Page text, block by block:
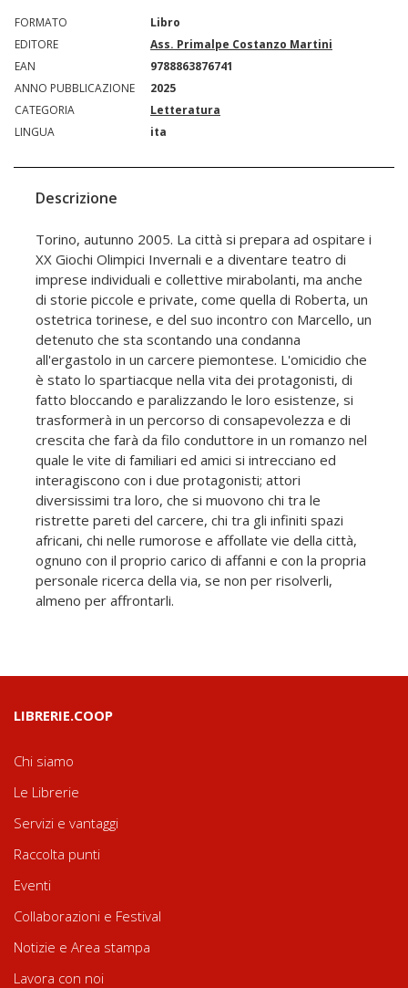
FORMATO
Libro
EDITORE
Ass. Primalpe Costanzo Martini
EAN
9788863876741
ANNO PUBBLICAZIONE
2025
CATEGORIA
Letteratura
LINGUA
ita
Descrizione
Torino, autunno 2005. La città si prepara ad ospitare i
XX Giochi Olimpici Invernali e a diventare teatro di
imprese individuali e collettive mirabolanti, ma anche
di storie piccole e private, come quella di Roberta, un
ostetrica torinese, e del suo incontro con Marcello, un
detenuto che sta scontando una condanna
all'ergastolo in un carcere piemontese. L'omicidio che
è stato lo spartiacque nella vita dei protagonisti, di
fatto bloccando e paralizzando le loro esistenze, si
trasformerà in un percorso di consapevolezza e di
crescita che farà da filo conduttore in un romanzo nel
quale le vite di familiari ed amici si intrecciano ed
interagiscono con i due protagonisti; attori
diversissimi tra loro, che si muovono chi tra le
ristrette pareti del carcere, chi tra gli infiniti spazi
africani, chi nelle rumorose e affollate vie della città,
ognuno con il proprio carico di affanni e con la propria
personale ricerca della via, se non per risolverli,
almeno per affrontarli.
LIBRERIE.COOP
Chi siamo
Le Librerie
Servizi e vantaggi
Raccolta punti
Eventi
Collaborazioni e Festival
Notizie e Area stampa
Lavora con noi